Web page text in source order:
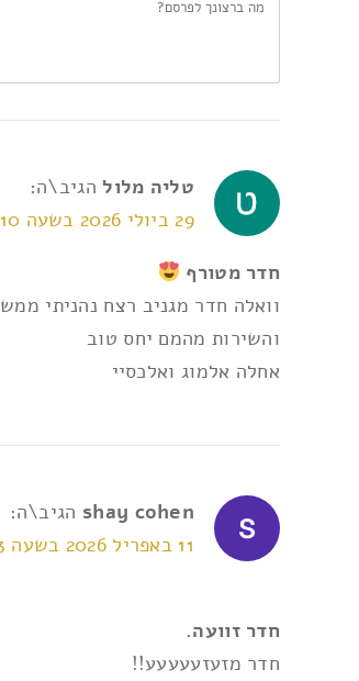
אני מאשר/ת את
טליה מלול הגיב\ה:
29 ביולי 2026 בשעה 2:10
חדר מטורף
וואלה חדר מגניב רצח נהניתי ממש
והשירות מהמם יחס טוב
אחלה אלמוג ואלכסיי
shay cohen הגיב\ה:
11 באפריל 2026 בשעה 19:13
חדר זוועה.
חדר מזעזעעעעע!!